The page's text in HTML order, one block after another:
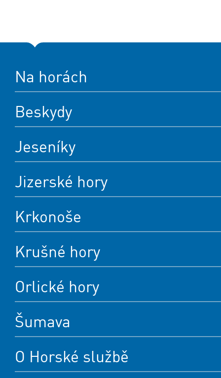
Na horách
Beskydy
Jeseníky
Jizerské hory
Krkonoše
Krušné hory
Orlické hory
Šumava
O Horské službě